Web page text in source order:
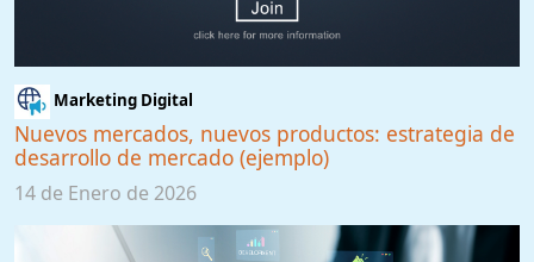
Marketing Digital
Nuevos mercados, nuevos productos: estrategia de
desarrollo de mercado (ejemplo)
14 de Enero de 2026